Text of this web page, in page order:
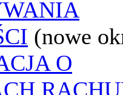
(nowe
O